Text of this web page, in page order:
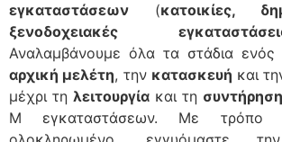
εγκαταστάσεων (κατοικίες,
ξενοδοχειακές
Αναλαμβάνουμε όλα τα στάδια
αρχική μελέτη, την κατασκευή και
μέχρι τη λειτουργία και τη συντήρηση
Μ εγκαταστάσεων. Με τρόπο